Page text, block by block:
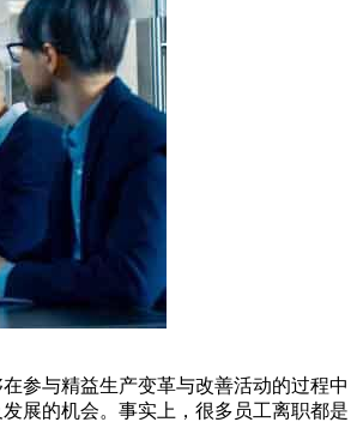
参与精益生产变革与改善活动的过程中
展的机会。事实上，很多员工离职都是